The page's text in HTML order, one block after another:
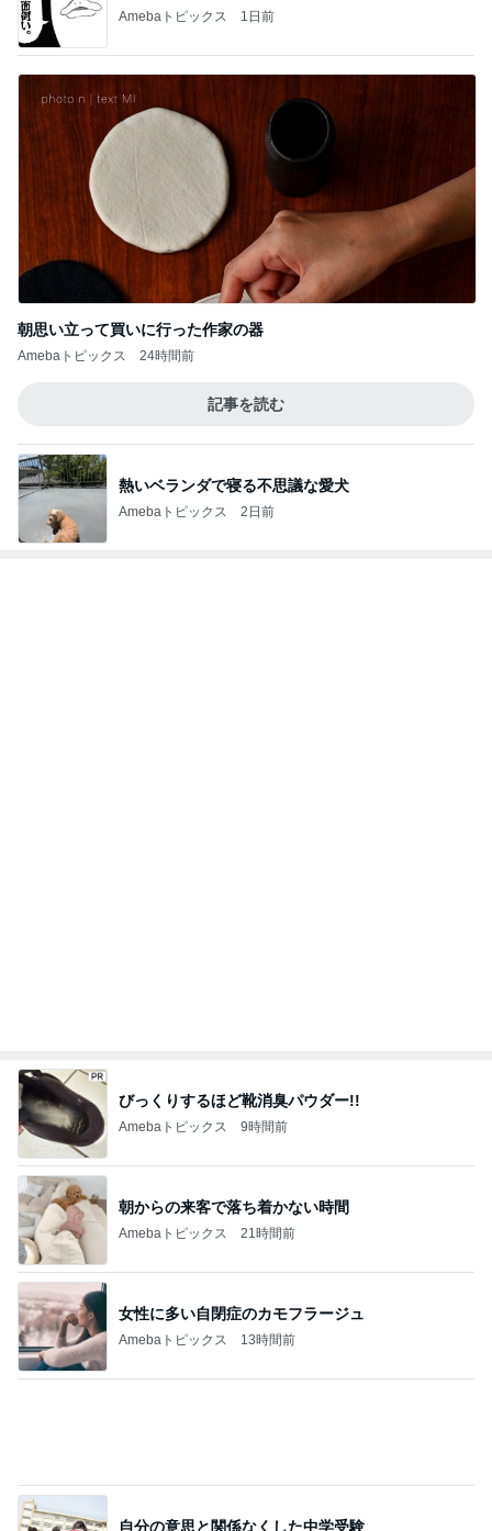
Amebaトピックス 1日前
朝思い立って買いに行った作家の器
Amebaトピックス 24時間前
記事を読む
熱いベランダで寝る不思議な愛犬
Amebaトピックス 2日前
びっくりするほど靴消臭パウダー!!
Amebaトピックス 9時間前
朝からの来客で落ち着かない時間
Amebaトピックス 21時間前
女性に多い自閉症のカモフラージュ
Amebaトピックス 13時間前
自分の意思と関係なくした中学受験